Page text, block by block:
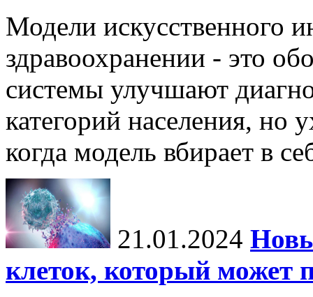
Модели искусственного
здравоохранении - это
системы улучшают
категорий населения, но
когда модель вбирает в
21.01.2024
клеток, который может